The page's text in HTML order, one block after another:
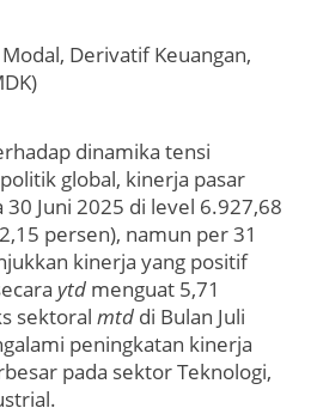
Derivatif Keuangan,
dinamika tensi
global, kinerja pasar
Juni 2025 di level 6.927,68
persen), namun per 31
kinerja yang positif
ytd menguat 5,71
sektoral mtd di Bulan Juli
peningkatan kinerja
pada sektor Teknologi,